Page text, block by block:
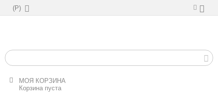
(Р)
МОЯ КОРЗИНА
Корзина пуста